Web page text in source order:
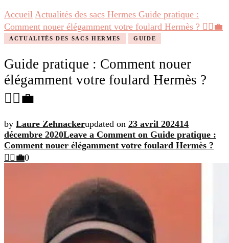
Accueil Actualités des sacs Hermes Guide pratique :
Comment nouer élégamment votre foulard Hermès ? 💁‍♀️💼
ACTUALITÉS DES SACS HERMES GUIDE
Guide pratique : Comment nouer
élégamment votre foulard Hermès ?
💁‍♀️💼
by Laure Zehnackerupdated on 23 avril 202414
décembre 2020Leave a Comment on Guide pratique :
Comment nouer élégamment votre foulard Hermès ?
💁‍♀️💼0